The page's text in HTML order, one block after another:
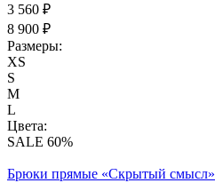
3 560 ₽
8 900 ₽
Размеры:
XS
S
M
L
Цвета:
SALE 60%
Брюки прямые «Скрытый смысл»